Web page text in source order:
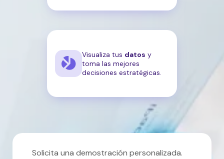
Visualiza tus datos y
toma las mejores
decisiones estratégicas.
Solicita una demostración personalizada.